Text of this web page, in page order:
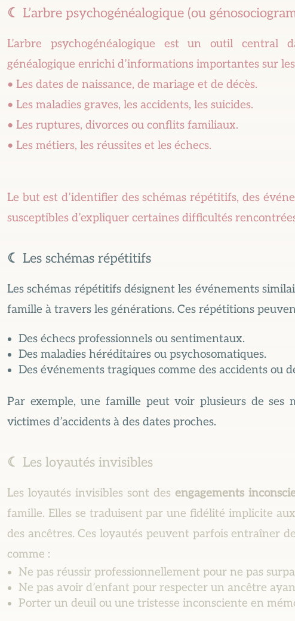
☾ L’arbre psychogénéalogique (ou
L’arbre psychogénéalogique est un outil central
généalogique enrichi d’informations importantes sur
• Les dates de naissance, de mariage et de décès.
• Les maladies graves, les accidents, les suicides.
• Les ruptures, divorces ou conflits familiaux.
• Les métiers, les réussites et les échecs.
Le but est d’identifier des schémas répétitifs, des
susceptibles d’expliquer certaines difficultés
☾ Les schémas répétitifs
Les schémas répétitifs désignent les événements
famille à travers les générations. Ces répétitions
Des échecs professionnels ou sentimentaux.
Des maladies héréditaires ou psychosomatiques.
Des événements tragiques comme des accidents ou
Par exemple, une famille peut voir plusieurs de ses
victimes d’accidents à des dates proches.
☾ Les loyautés invisibles
Les loyautés invisibles sont des engagements
famille. Elles se traduisent par une fidélité implicite
des ancêtres. Ces loyautés peuvent parfois entraîner
comme :
Ne pas réussir professionnellement pour ne pas
Ne pas avoir d’enfant pour respecter un ancêtre
Porter un deuil ou une tristesse inconsciente en